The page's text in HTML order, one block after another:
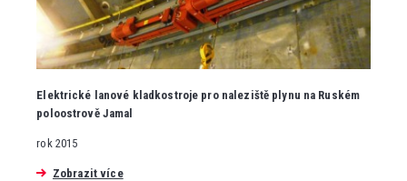
Elektrické lanové kladkostroje pro naleziště plynu na Ruském
poloostrově Jamal
rok 2015
Zobrazit více